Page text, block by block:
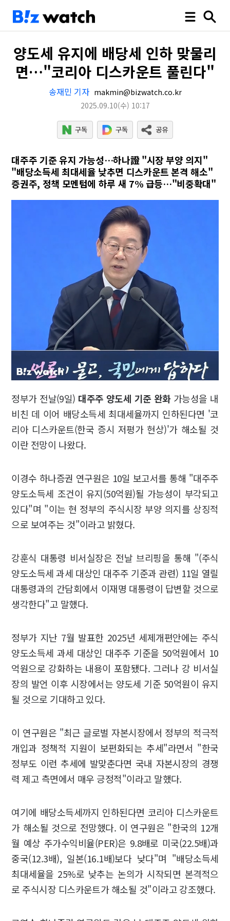
양도세 유지에 배당세 인하 맞물리
면…"코리아 디스카운트 풀린다"
송재민 기자 makmin@bizwatch.co.kr
2025.09.10(수) 10:17
대주주 기준 유지 가능성…하나證 "시장 부양 의지"
"배당소득세 최대세율 낮추면 디스카운트 본격 해소"
증권주, 정책 모멘텀에 하루 새 7% 급등…"비중확대"
정부가 전날(9일) 대주주 양도세 기준 완화 가능성을 내
비친 데 이어 배당소득세 최대세율까지 인하된다면 '코
리아 디스카운트(한국 증시 저평가 현상)'가 해소될 것
이란 전망이 나왔다.
이경수 하나증권 연구원은 10일 보고서를 통해 "대주주
양도소득세 조건이 유지(50억원)될 가능성이 부각되고
있다"며 "이는 현 정부의 주식시장 부양 의지를 상징적
으로 보여주는 것"이라고 밝혔다.
강훈식 대통령 비서실장은 전날 브리핑을 통해 "(주식
양도소득세 과세 대상인 대주주 기준과 관련) 11일 열릴
대통령과의 간담회에서 이재명 대통령이 답변할 것으로
생각한다"고 말했다.
정부가 지난 7월 발표한 2025년 세제개편안에는 주식
양도소득세 과세 대상인 대주주 기준을 50억원에서 10
억원으로 강화하는 내용이 포함됐다. 그러나 강 비서실
장의 발언 이후 시장에서는 양도세 기준 50억원이 유지
될 것으로 기대하고 있다.
이 연구원은 "최근 글로벌 자본시장에서 정부의 적극적
개입과 정책적 지원이 보편화되는 추세"라면서 "한국
정부도 이런 추세에 발맞춘다면 국내 자본시장의 경쟁
력 제고 측면에서 매우 긍정적"이라고 말했다.
여기에 배당소득세까지 인하된다면 코리아 디스카운트
가 해소될 것으로 전망했다. 이 연구원은 "한국의 12개
월 예상 주가수익비율(PER)은 9.8배로 미국(22.5배)과
중국(12.3배), 일본(16.1배)보다 낮다"며 "배당소득세
최대세율을 25%로 낮추는 논의가 시작되면 본격적으
로 주식시장 디스카운트가 해소될 것"이라고 강조했다.